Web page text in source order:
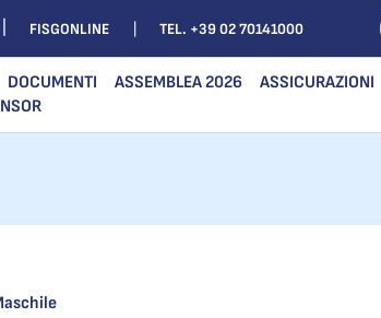
FISGONLINE TEL. +39 02 70141000
DOCUMENTI ASSEMBLEA 2026
ASSICURAZIONI